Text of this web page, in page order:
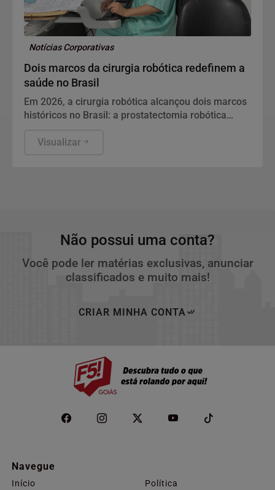
Notícias Corporativas
Dois marcos da cirurgia robótica redefinem a
saúde no Brasil
Em 2026, a cirurgia robótica alcançou dois marcos
históricos no Brasil: a prostatectomia robótica
saúde e o país realizou sua primeira telecirurgia
Visualizar
Não possui uma conta?
Você pode ler matérias exclusivas, anunciar
classificados e muito mais!
CRIAR MINHA CONTA
Navegue
Início
Política